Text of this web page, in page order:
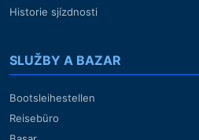
Historie sjízdnosti
SLUŽBY A BAZAR
Bootsleihestellen
Reisebüro